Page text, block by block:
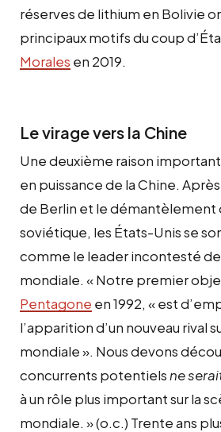
réserves de lithium en Bolivie
principaux motifs du coup
Morales en 2019.
Le virage vers la Chine
Une deuxième raison
en puissance de la Chine.
de Berlin et le démantèlement
soviétique, les États-Unis se
comme le leader incontesté
mondiale. « Notre premier
Pentagone en 1992, « est
l’apparition d’un nouveau rival
mondiale ». Nous devons
concurrents potentielsne
à un rôle plus important sur la
mondiale. » (o.c.) Trente ans